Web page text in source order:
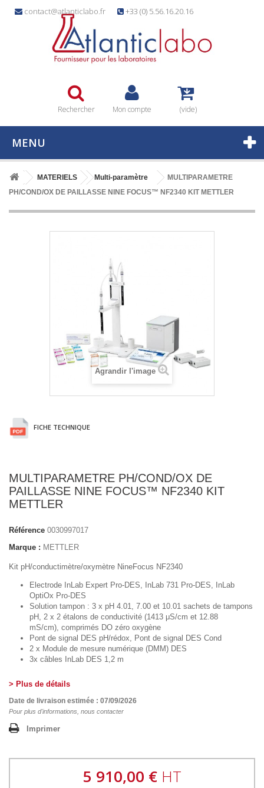
contact@atlanticlabo.fr +33 (0) 5.56.16.20.16
Rechercher Mon compte (vide)
MENU
MATERIELS Multi-paramètre
MULTIPARAMETRE
PH/COND/OX DE PAILLASSE NINE FOCUS™ NF2340 KIT METTLER
Agrandir l'image
FICHE TECHNIQUE
MULTIPARAMETRE PH/COND/OX DE
PAILLASSE NINE FOCUS™ NF2340 KIT
METTLER
Référence 0030997017
Marque : METTLER
Kit pH/conductimètre/oxymètre NineFocus NF2340
Electrode InLab Expert Pro-DES, InLab 731 Pro-DES,
InLab
OptiOx Pro-DES
Solution tampon : 3 x pH 4.01, 7.00 et 10.01 sachets de tampons
pH, 2 x 2 étalons de conductivité (1413 μS/cm et 12.88
mS/cm), comprimés DO zéro oxygène
Pont de signal DES pH/rédox, Pont de signal DES Cond
2 x Module de mesure numérique (DMM) DES
3x câbles InLab DES 1,2 m
> Plus de détails
Date de livraison estimée : 07/09/2026
Pour plus d'informations, nous contacter
Imprimer
5 910,00 €HT